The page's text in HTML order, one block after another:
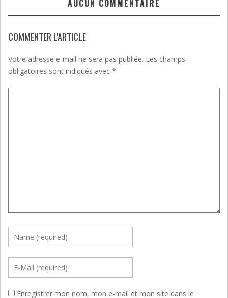
AUCUN COMMENTAIRE
COMMENTER L'ARTICLE
Votre adresse e-mail ne sera pas publiée. Les champs
obligatoires sont indiqués avec *
Enregistrer mon nom, mon e-mail et mon site dans le